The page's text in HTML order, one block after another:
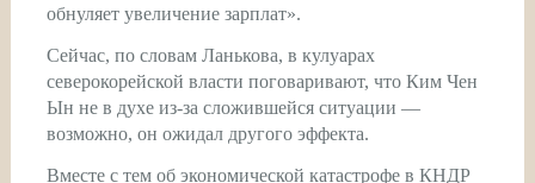
обнуляет увеличение зарплат».
Сейчас, по словам Ланькова, в кулуарах
северокорейской власти поговаривают, что Ким Чен
Ын не в духе из-за сложившейся ситуации —
возможно, он ожидал другого эффекта.
Вместе с тем об экономической катастрофе в КНДР